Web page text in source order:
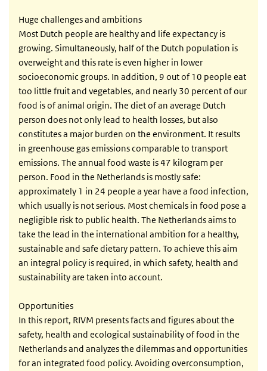
Huge challenges and ambitions
Most Dutch people are healthy and life expectancy is
growing. Simultaneously, half of the Dutch population is
overweight and this rate is even higher in lower
socioeconomic groups. In addition, 9 out of 10 people eat
too little fruit and vegetables, and nearly 30 percent of our
food is of animal origin. The diet of an average Dutch
person does not only lead to health losses, but also
constitutes a major burden on the environment. It results
in greenhouse gas emissions comparable to transport
emissions. The annual food waste is 47 kilogram per
person. Food in the Netherlands is mostly safe:
approximately 1 in 24 people a year have a food infection,
which usually is not serious. Most chemicals in food pose a
negligible risk to public health. The Netherlands aims to
take the lead in the international ambition for a healthy,
sustainable and safe dietary pattern. To achieve this aim
an integral policy is required, in which safety, health and
sustainability are taken into account.
Opportunities
In this report, RIVM presents facts and figures about the
safety, health and ecological sustainability of food in the
Netherlands and analyzes the dilemmas and opportunities
for an integrated food policy. Avoiding overconsumption,